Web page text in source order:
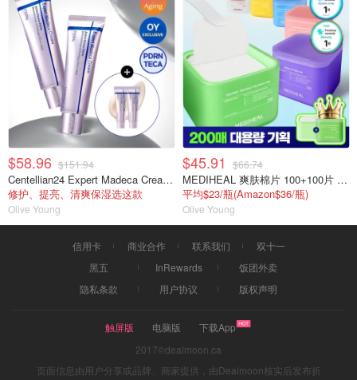
$58.96 $151.94
Centellian24 Expert Madeca Cream 双支装
修护、提亮、清爽保湿选这款
Olive Young
$45.91 $66.74
MEDIHEAL 爽肤棉片 100+100片 双包装
平均$23/瓶(Amazon$36/瓶)
Olive Young
信用卡 商业合作 联系我们
双十一
黑五
InRewards
饭团外卖
隐私条款
用户协议 版权声明
触屏版 电脑版
下载App
2017©dealmoon.ca
页面信息由用户分享或品牌、商家提供，由Dealmoon核实后发布折